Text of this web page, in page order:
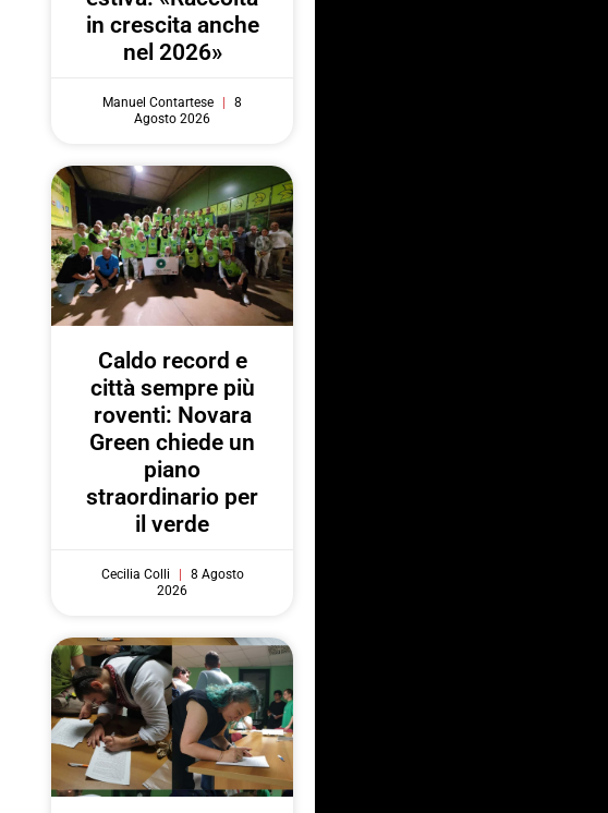
in crescita anche
nel 2026»
Manuel Contartese
8
Agosto 2026
Caldo record e
città sempre più
roventi: Novara
Green chiede un
piano
straordinario per
il verde
Cecilia Colli
8 Agosto
2026